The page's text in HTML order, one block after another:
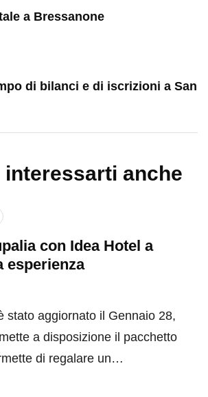
a Bressanone
di bilanci e di iscrizioni a San
interessarti anche
con Idea Hotel a
esperienza
stato aggiornato il Gennaio 28,
a disposizione il pacchetto
di regalare un…